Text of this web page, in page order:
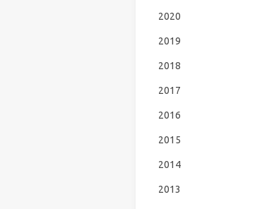
2020
2019
2018
2017
2016
2015
2014
2013